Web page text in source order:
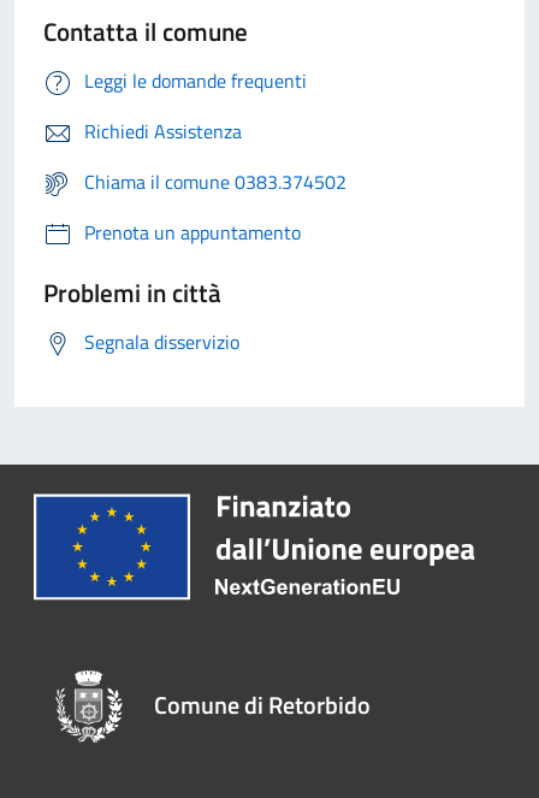
Contatta il comune
Leggi le domande frequenti
Richiedi Assistenza
Chiama il comune 0383.374502
Prenota un appuntamento
Problemi in città
Segnala disservizio
Comune di Retorbido